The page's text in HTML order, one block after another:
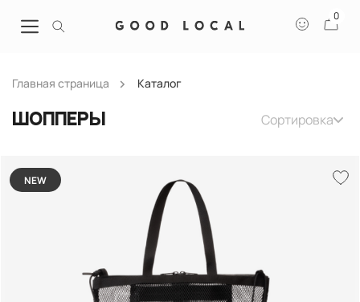
0
Главная страница Каталог
Шопперы Сортировка
NEW